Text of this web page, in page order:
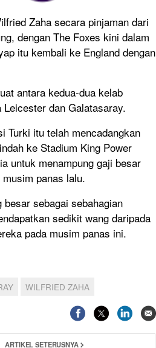
Zaha secara pinjaman dari
dengan The Foxes kini dalam
itu kembali ke England dengan
antara kedua-dua kelab
dan Galatasaray.
Turki itu telah mencadangkan
ke Stadium King Power
untuk menampung gaji besar
panas lalu.
sebagai sebahagian
sedikit wang daripada
pada musim panas ini.
WILFRIED ZAHA
ARTIKEL SETERUSNYA